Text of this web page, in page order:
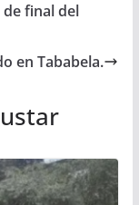
final del
en Tababela.